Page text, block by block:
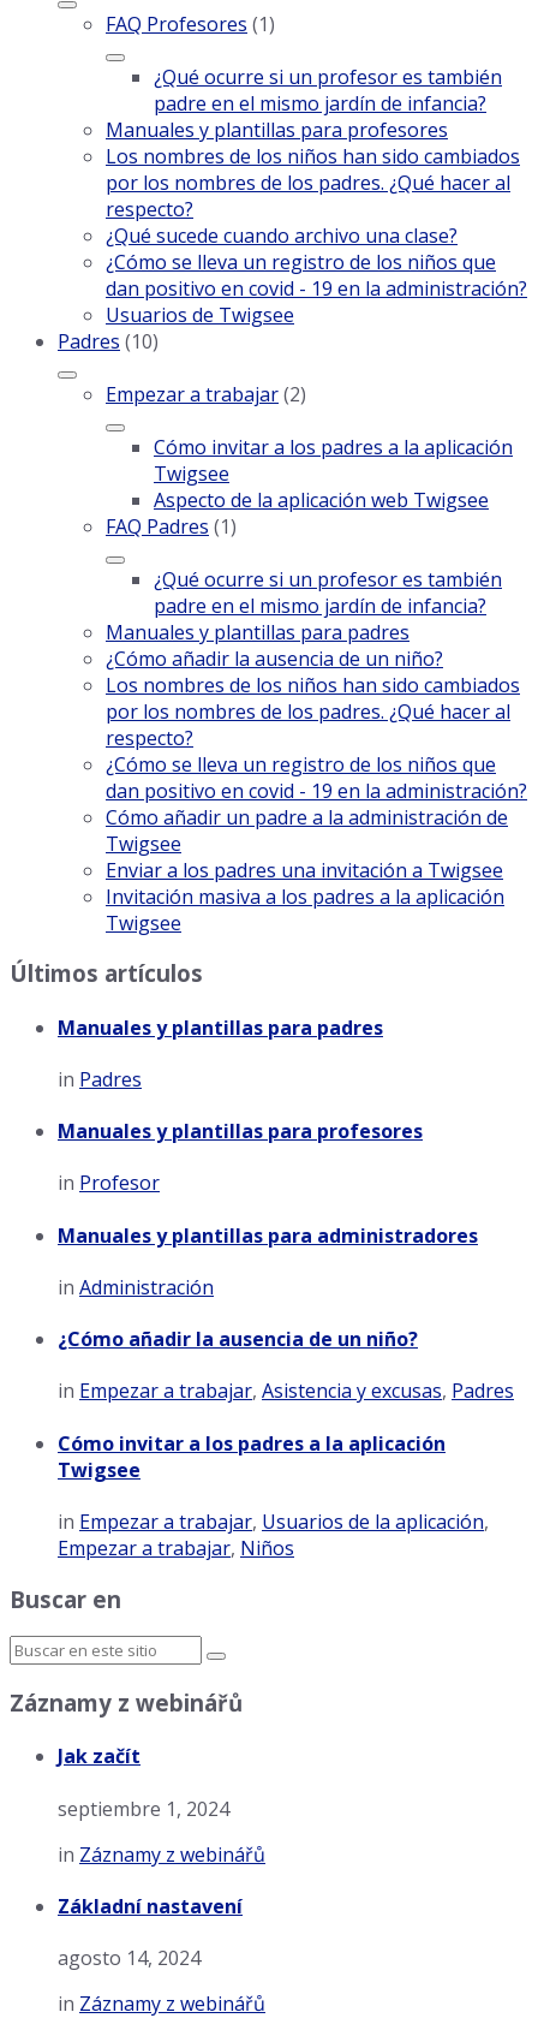
FAQ Profesores (1)
¿Qué ocurre si un profesor es también
padre en el mismo jardín de infancia?
Manuales y plantillas para profesores
Los nombres de los niños han sido cambiados
por los nombres de los padres. ¿Qué hacer al
respecto?
¿Qué sucede cuando archivo una clase?
¿Cómo se lleva un registro de los niños que
dan positivo en covid - 19 en la administración?
Usuarios de Twigsee
Padres (10)
Empezar a trabajar(2)
Cómo invitar a los padres a la aplicación
Twigsee
Aspecto de la aplicación web Twigsee
FAQ Padres (1)
¿Qué ocurre si un profesor es también
padre en el mismo jardín de infancia?
Manuales y plantillas para padres
¿Cómo añadir la ausencia de un niño?
Los nombres de los niños han sido cambiados
por los nombres de los padres. ¿Qué hacer al
respecto?
¿Cómo se lleva un registro de los niños que
dan positivo en covid - 19 en la administración?
Cómo añadir un padre a la administración de
Twigsee
Enviar a los padres una invitación a Twigsee
Invitación masiva a los padres a la aplicación
Twigsee
Últimos artículos
Manuales y plantillas para padres
in Padres
Manuales y plantillas para profesores
in Profesor
Manuales y plantillas para administradores
in Administración
¿Cómo añadir la ausencia de un niño?
in Empezar a trabajar, Asistencia y excusas, Padres
Cómo invitar a los padres a la aplicación
Twigsee
in Empezar a trabajar, Usuarios de la aplicación,
Empezar a trabajar, Niños
Buscar en
Záznamy z webinářů
Jak začít
septiembre 1, 2024
in Záznamy z webinářů
Základní nastavení
agosto 14, 2024
in Záznamy z webinářů